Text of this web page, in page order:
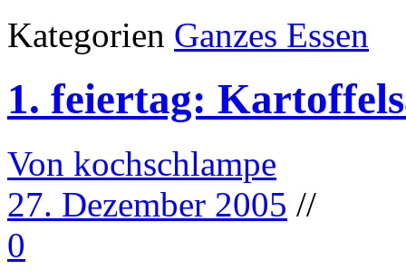
Kategorien Ganzes Essen
1. feiertag:
Von kochschlampe
27. Dezember 2005 //
0